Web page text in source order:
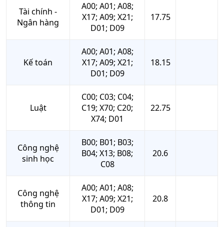
Tài chính -
Ngân hàng
A00; A01; A08;
X17; A09; X21;
D01; D09
17.75
Kế toán
A00; A01; A08;
X17; A09; X21;
D01; D09
18.15
Luật
C00; C03; C04;
C19; X70; C20;
X74; D01
22.75
Công nghệ
sinh học
B00; B01; B03;
B04; X13; B08;
C08
20.6
Công nghệ
thông tin
A00; A01; A08;
X17; A09; X21;
D01; D09
20.8